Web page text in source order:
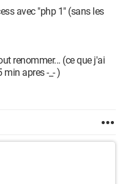
avec "php 1" (sans les
renommer... (ce que j'ai
apres -_- )